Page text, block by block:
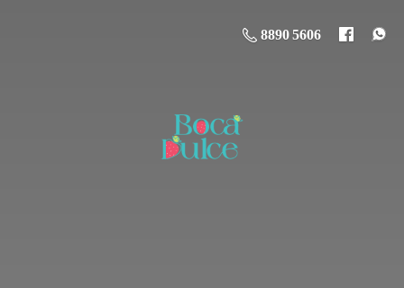
8890 5606